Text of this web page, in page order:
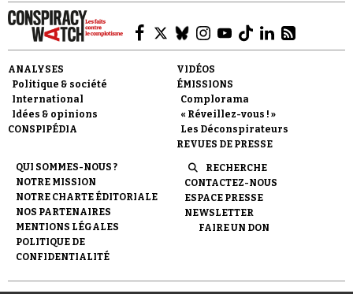
Faire un don
Demander à Vera
ANALYSES
Politique & société
International
Idées & opinions
CONSPIPÉDIA
VIDÉOS
ÉMISSIONS
Complorama
« Réveillez-vous ! »
Les Déconspirateurs
REVUES DE PRESSE
QUI SOMMES-NOUS ?
NOTRE MISSION
NOTRE CHARTE ÉDITORIALE
NOS PARTENAIRES
MENTIONS LÉGALES
POLITIQUE DE
CONFIDENTIALITÉ
RECHERCHE
CONTACTEZ-NOUS
ESPACE PRESSE
NEWSLETTER
FAIRE UN DON